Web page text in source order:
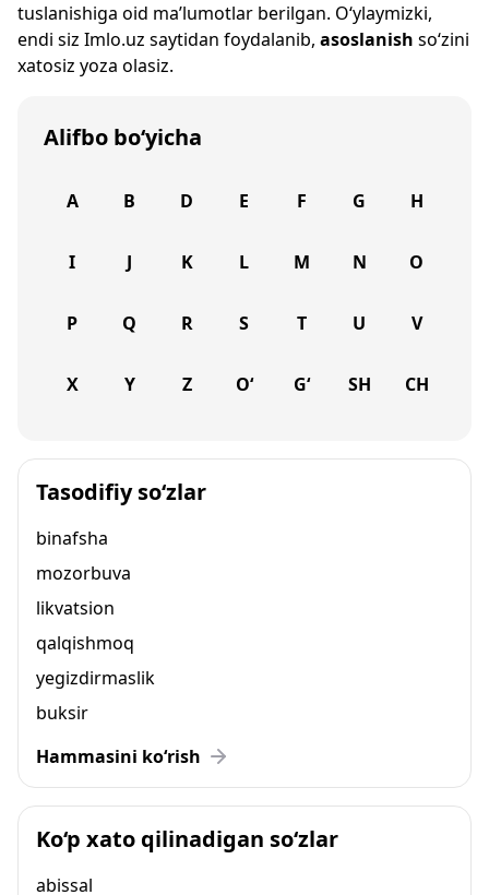
tuslanishiga oid ma’lumotlar berilgan. O‘ylaymizki,
endi siz Imlo.uz saytidan foydalanib, asoslanish so‘zini
xatosiz yoza olasiz.
Alifbo bo‘yicha
A B D E F G H
I J K L M N O
P Q R S T U V
X Y Z O‘ G‘ SH CH
Tasodifiy so‘zlar
binafsha
mozorbuva
likvatsion
qalqishmoq
yegizdirmaslik
buksir
Hammasini ko‘rish
Ko‘p xato qilinadigan so‘zlar
abissal